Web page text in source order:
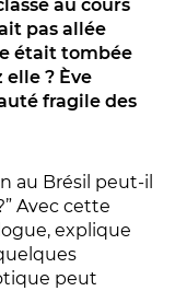
au cours
pas allée
était tombée
? Ève
fragile des
au Brésil peut-il
Avec cette
explique
peut